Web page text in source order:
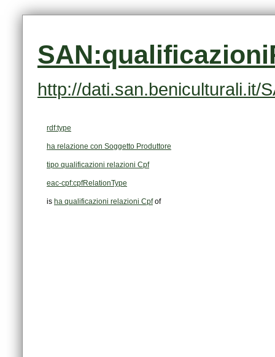
http://dati.san.beniculturali.it/
rdf:type
ha relazione con Soggetto Produttore
tipo qualificazioni relazioni Cpf
eac-cpf:cpfRelationType
is ha qualificazioni relazioni Cpfof